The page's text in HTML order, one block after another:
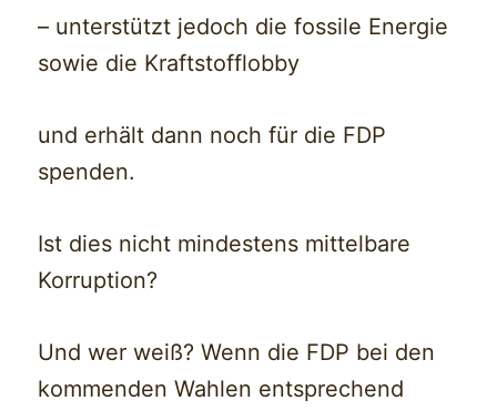
– unterstützt jedoch die fossile Energie
sowie die Kraftstofflobby
und erhält dann noch für die FDP
spenden.
Ist dies nicht mindestens mittelbare
Korruption?
Und wer weiß? Wenn die FDP bei den
kommenden Wahlen entsprechend